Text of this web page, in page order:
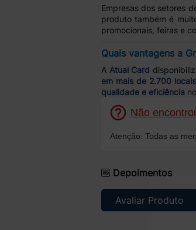
Empresas dos setores
produto também é
promocionais, feiras e
Quais vantagens a
A Atual Card
em mais de 2.700 locais
qualidade e eficiência
Não
Atenção: Todas as
Depoimentos
Avaliar Produto